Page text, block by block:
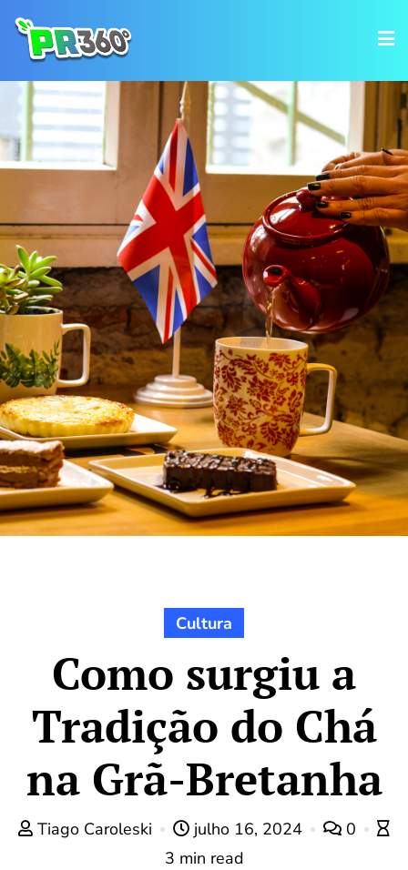
Cultura
Como surgiu a
Tradição do Chá
na Grã-Bretanha
Tiago Caroleski julho 16, 2024
0
3 min read